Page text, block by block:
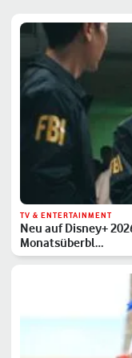
TV & ENTERTAINMENT
Neu auf Disney+
Monatsüberbl…